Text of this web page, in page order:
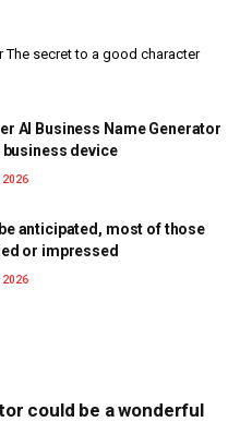
The secret to a good character
AI Business Name Generator
business device
2026
anticipated, most of those
or impressed
2026
could be a wonderful